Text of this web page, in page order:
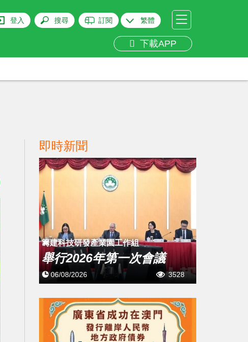
登入 搜尋 訂閱 繁體
下載APP
即時新聞
籌建科技研發產業園工作組
舉行2026年第一次會議
06/08/2026 3528